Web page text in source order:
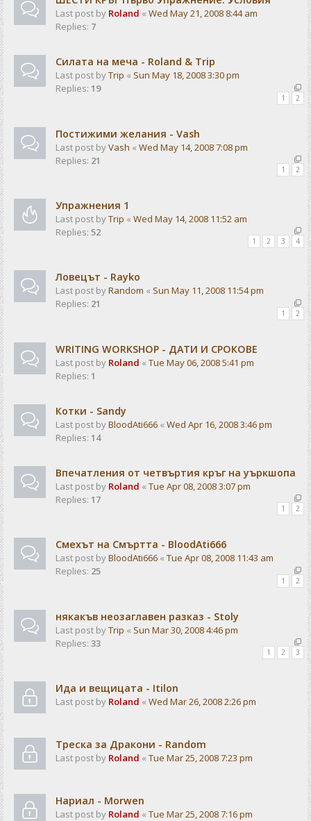
Last post by Roland « Wed May 21, 2008 8:44 am
Replies: 7
Силата на меча - Roland & Trip
Last post byTrip « Sun May 18, 2008 3:30 pm
Replies: 19
1 2
Постижими желания - Vash
Last post byVash « Wed May 14, 2008 7:08 pm
Replies: 21
1 2
Упражнения 1
Last post byTrip « Wed May 14, 2008 11:52 am
Replies: 52
1 2 3 4
Ловецът - Rayko
Last post byRandom « Sun May 11, 2008 11:54 pm
Replies: 21
1 2
WRITING WORKSHOP - ДАТИ И СРОКОВЕ
Last post by Roland « Tue May 06, 2008 5:41 pm
Replies: 1
Котки - Sandy
Last post byBloodAti666 « Wed Apr 16, 2008 3:46 pm
Replies: 14
Впечатления от четвъртия кръг на уъркшопа
Last post by Roland « Tue Apr 08, 2008 3:07 pm
Replies: 17
1 2
Смехът на Смъртта - BloodAti666
Last post byBloodAti666 « Tue Apr 08, 2008 11:43 am
Replies: 25
1 2
някакъв неозаглавен разказ - Stoly
Last post byTrip « Sun Mar 30, 2008 4:46 pm
Replies: 33
1 2 3
Ида и вещицата - Itilon
Last post by Roland « Wed Mar 26, 2008 2:26 pm
Треска за Дракони - Random
Last post by Roland « Tue Mar 25, 2008 7:23 pm
Нариал - Morwen
Last post by Roland « Tue Mar 25, 2008 7:16 pm